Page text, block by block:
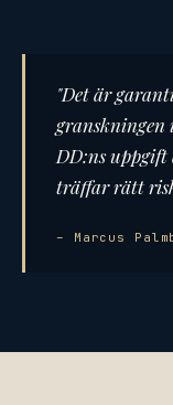
"Det är
granskningen
DD:ns
träffar rätt
– Marcus